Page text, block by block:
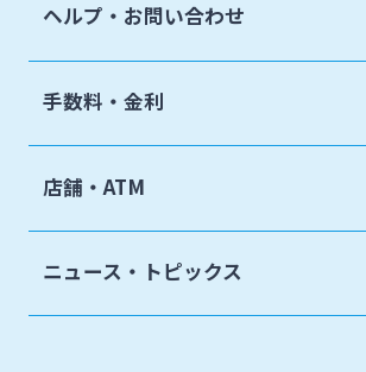
English
個人のお客さま
ヘルプ・お問い合わせ
手数料・金利
店舗・ATM
ニュース・トピックス